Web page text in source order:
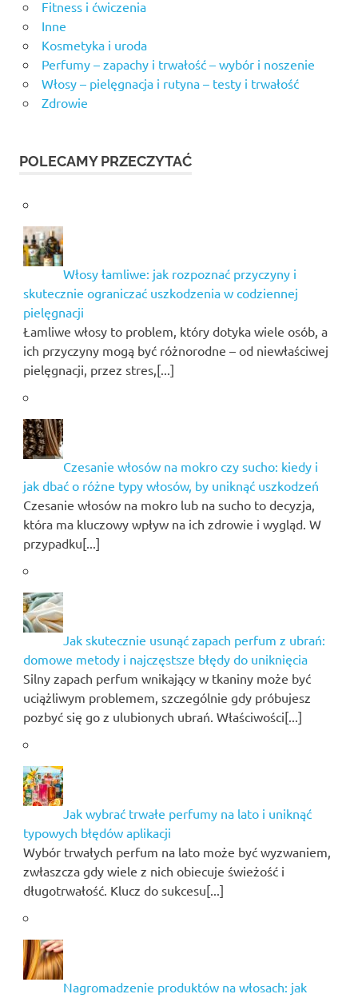
Fitness i ćwiczenia
Inne
Kosmetyka i uroda
Perfumy – zapachy i trwałość – wybór i noszenie
Włosy – pielęgnacja i rutyna – testy i trwałość
Zdrowie
POLECAMY PRZECZYTAĆ
Włosy łamliwe: jak rozpoznać przyczyny i
skutecznie ograniczać uszkodzenia w codziennej
pielęgnacji
Łamliwe włosy to problem, który dotyka wiele osób, a
ich przyczyny mogą być różnorodne – od niewłaściwej
pielęgnacji, przez stres,[...]
Czesanie włosów na mokro czy sucho: kiedy i
jak dbać o różne typy włosów, by uniknąć uszkodzeń
Czesanie włosów na mokro lub na sucho to decyzja,
która ma kluczowy wpływ na ich zdrowie i wygląd. W
przypadku[...]
Jak skutecznie usunąć zapach perfum z ubrań:
domowe metody i najczęstsze błędy do uniknięcia
Silny zapach perfum wnikający w tkaniny może być
uciążliwym problemem, szczególnie gdy próbujesz
pozbyć się go z ulubionych ubrań. Właściwości[...]
Jak wybrać trwałe perfumy na lato i uniknąć
typowych błędów aplikacji
Wybór trwałych perfum na lato może być wyzwaniem,
zwłaszcza gdy wiele z nich obiecuje świeżość i
długotrwałość. Klucz do sukcesu[...]
Nagromadzenie produktów na włosach: jak